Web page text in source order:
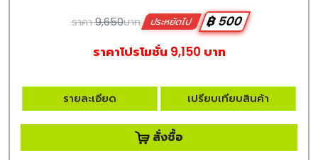
ราคา9,650บาท ประหยัดไป
฿ 500
ราคาโปรโมชั่น 9,150 บาท
รายละเอียด เปรียบเทียบสินค้า
สั่งซื้อ